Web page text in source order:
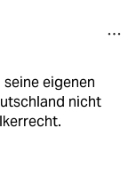
eigenen
nicht